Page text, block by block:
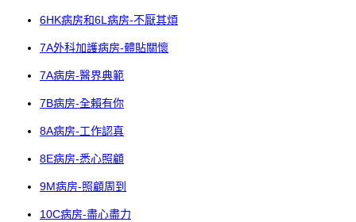
6HK病房和6L病房-不厭其煩
7A外科加護病房-體貼關懷
7A病房-醫界典範
7B病房-全賴有你
8A病房-工作認真
8E病房-悉心照顧
9M病房-照顧周到
10C病房-盡心盡力